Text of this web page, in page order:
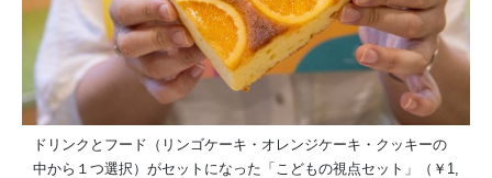
ドリンクとフード（リンゴケーキ・オレンジケーキ・クッキーの
中から１つ選択）がセットになった「こどもの視点セット」（￥1,